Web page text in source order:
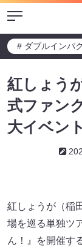
Menu
# ダブルインパ
紅しょう
式ファン
大イベン
紅しょうが（稲
場を巡る単独ツ
ん！』を開催す